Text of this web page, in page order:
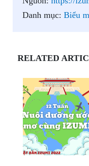
Danh mục: Biểu
RELATED